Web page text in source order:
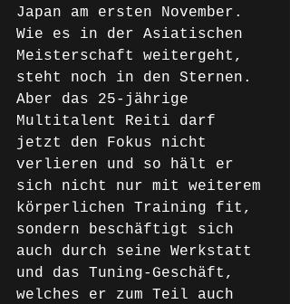
Japan am ersten November.
Wie es in der Asiatischen
Meisterschaft weitergeht,
steht noch in den Sternen.
Aber das 25-jährige
Multitalent Reiti darf
jetzt den Fokus nicht
verlieren und so hält er
sich nicht nur mit weiterem
körperlichen Training fit,
sondern beschäftigt sich
auch durch seine Werkstatt
und das Tuning-Geschäft,
welches er zum Teil auch